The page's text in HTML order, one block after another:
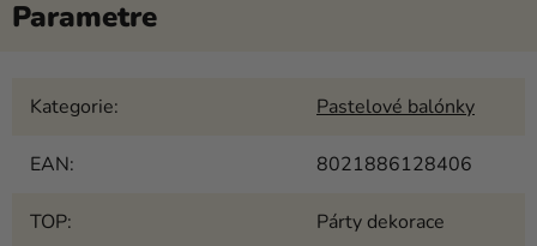
Kategorie: Pastelové balónky
EAN: 8021886128406
TOP: Párty dekorace